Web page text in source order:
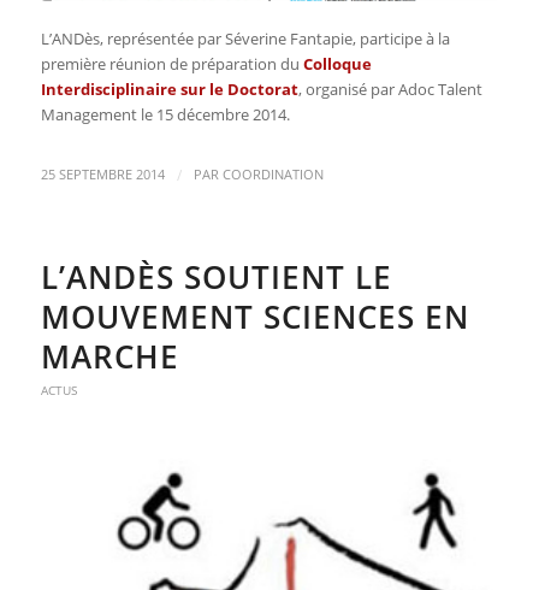
L’ANDès, représentée par Séverine Fantapie, participe à la
première réunion de préparation du Colloque
Interdisciplinaire sur le Doctorat, organisé par Adoc Talent
Management le 15 décembre 2014.
25 SEPTEMBRE 2014 / PAR COORDINATION
L’ANDÈS SOUTIENT LE
MOUVEMENT SCIENCES EN
MARCHE
ACTUS